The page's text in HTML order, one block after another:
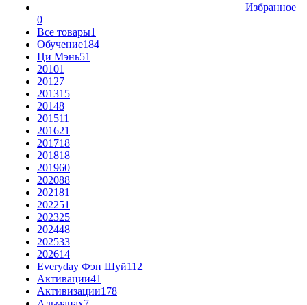
Избранное
0
Все товары1
Обучение184
Ци Мэнь51
20101
20127
201315
20148
201511
201621
201718
201818
201960
202088
202181
202251
202325
202448
202533
202614
Everyday Фэн Шуй112
Активации41
Активизации178